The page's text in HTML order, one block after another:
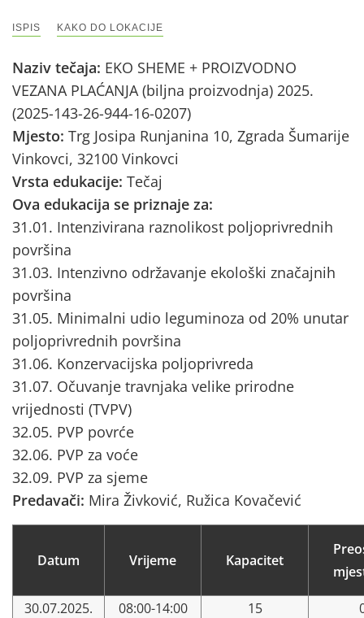
ISPIS KAKO DO LOKACIJE
Naziv tečaja: EKO SHEME + PROIZVODNO
VEZANA PLAĆANJA (biljna proizvodnja) 2025.
(2025-143-26-944-16-0207)
Mjesto: Trg Josipa Runjanina 10, Zgrada Šumarije
Vinkovci, 32100 Vinkovci
Vrsta edukacije: Tečaj
Ova edukacija se priznaje za:
31.01. Intenzivirana raznolikost poljoprivrednih
površina
31.03. Intenzivno održavanje ekološki značajnih
površina
31.05. Minimalni udio leguminoza od 20% unutar
poljoprivrednih površina
31.06. Konzervacijska poljoprivreda
31.07. Očuvanje travnjaka velike prirodne
vrijednosti (TVPV)
32.05. PVP povrće
32.06. PVP za voće
32.09. PVP za sjeme
Predavači: Mira Živković, Ružica Kovačević
Datum Vrijeme Kapacitet
30.07.2025. 08:00-14:00 15